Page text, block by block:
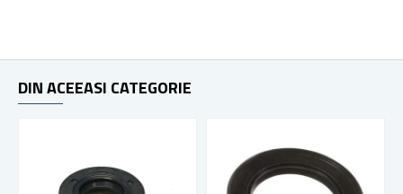
DIN ACEEASI CATEGORIE